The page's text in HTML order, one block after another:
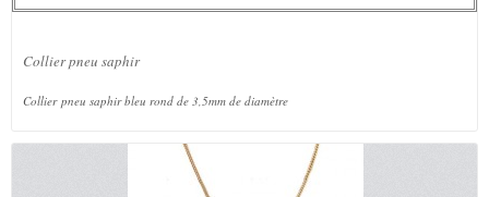
Collier pneu saphir
Collier pneu saphir bleu rond de 3,5mm de diamètre